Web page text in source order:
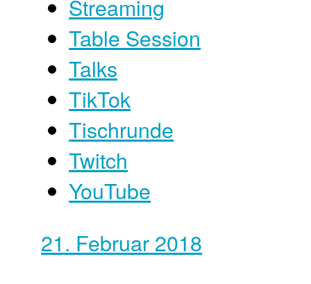
Streaming
Table Session
Talks
TikTok
Tischrunde
Twitch
YouTube
21. Februar 2018